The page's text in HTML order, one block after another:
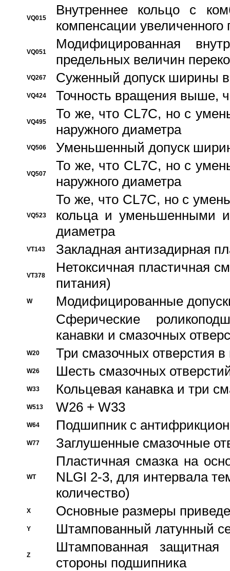
VQ015
Bнутреннее кольцо с
компенсации увеличенного
VQ051
Модифицированная
предельных величин
VQ267 Суженный допуск ширины
VQ424 Точность вращения выше,
VQ495
То же, что CL7C, но с
наружного диаметра
VQ506 Уменьшенный допуск
VQ507
То же, что CL7C, но с
наружного диаметра
VQ523
То же, что CL7C, но с
кольца и уменьшенными
диаметра
VT143 Закладная антизадирная
VT378
Нетоксичная пластичная
питания)
W
Модифицированные
Сферические
канавки и смазочных
W20 Три смазочных отверстия
W26 Шесть смазочных
W33 Кольцевая канавка и три
W513 W26 + W33
W64 Подшипник с
W77 Заглушенные смазочные
WT
Пластичная смазка на
NLGI 2-3, для интервала
количество)
X Основные размеры
Y Штампованный латунный
Z
Штампованная
стороны подшипника